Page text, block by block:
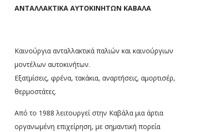
ΑΝΤΑΛΛΑΚΤΙΚΑ ΑΥΤΟΚΙΝΗΤΩΝ ΚΑΒΑΛΑ
Καινούργια ανταλλακτικά παλιών και καινούργιων
μοντέλων αυτοκινήτων.
Εξατμίσεις, φρένα, τακάκια, αναρτήσεις, αμορτισέρ,
θερμοστάτες.
Από το 1988 λειτουργεί στην Καβάλα μια άρτια
οργανωμένη επιχείρηση, με σημαντική πορεία